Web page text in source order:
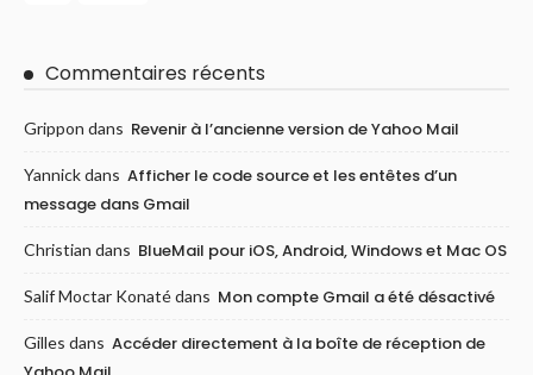
Commentaires récents
Grippon dans Revenir à l’ancienne version de Yahoo Mail
Yannickdans Afficher le code source et les entêtes d’un
message dans Gmail
Christian dans BlueMail pour iOS, Android, Windows et Mac OS
Salif Moctar Konatédans Mon compte Gmail a été désactivé
Gilles dans Accéder directement à la boîte de réception de